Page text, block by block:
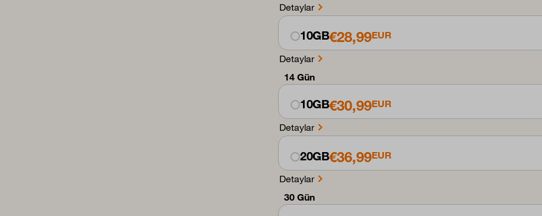
Detaylar
10GB€28,99EUR
Detaylar
14 Gün
10GB€30,99EUR
Detaylar
20GB€36,99EUR
Detaylar
30 Gün